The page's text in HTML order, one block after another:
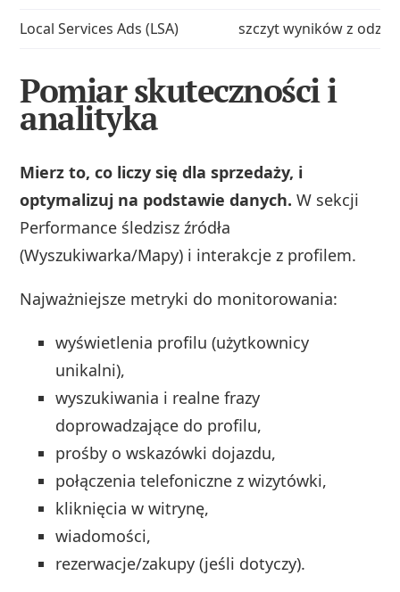
Local Services Ads (LSA)
szczyt wyników z
Pomiar skuteczności i
analityka
Mierz to, co liczy się dla sprzedaży, i
optymalizuj na podstawie danych. W sekcji
Performance śledzisz źródła
(Wyszukiwarka/Mapy) i interakcje z profilem.
Najważniejsze metryki do monitorowania:
wyświetlenia profilu (użytkownicy
unikalni),
wyszukiwania i realne frazy
doprowadzające do profilu,
prośby o wskazówki dojazdu,
połączenia telefoniczne z wizytówki,
kliknięcia w witrynę,
wiadomości,
rezerwacje/zakupy (jeśli dotyczy).